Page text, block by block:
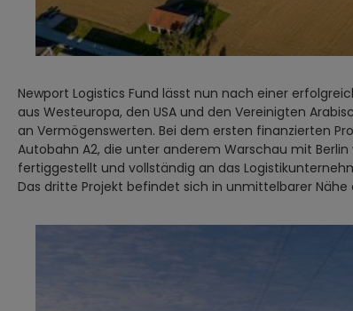
Newport Logistics Fund lässt nun nach einer
aus Westeuropa, den USA und den Vereinigten
an Vermögenswerten. Bei dem ersten finanzierten
Autobahn A2, die unter anderem Warschau mit
fertiggestellt und vollständig an das
Das dritte Projekt befindet sich in unmittelbarer